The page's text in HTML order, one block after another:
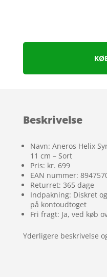
Beskrivelse
Navn: Aneros Helix
11 cm – Sort
Pris: kr. 699
EAN nummer:
Returret: 365 dage
Indpakning: Diskret
på kontoudtoget
Fri fragt: Ja, ved køb
Yderligere beskrivelse